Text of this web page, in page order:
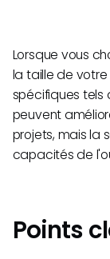
Lorsque vous
la taille de
spécifiques tels
peuvent
projets, mais la
capacités de
Points